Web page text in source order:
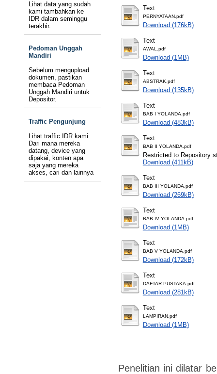
Lihat data yang sudah
kami tambahkan ke
IDR dalam seminggu
terakhir.
Pedoman Unggah
Mandiri
Sebelum mengupload
dokumen, pastikan
membaca Pedoman
Unggah Mandiri untuk
Depositor.
Traffic Pengunjung
Lihat traffic IDR kami.
Dari mana mereka
datang, device yang
dipakai, konten apa
saja yang mereka
akses, cari dan lainnya
Text
PERNYATAAN.pdf
Download (176kB)
Text
AWAL.pdf
Download (1MB)
Text
ABSTRAK.pdf
Download (135kB)
Text
BAB I YOLANDA.pdf
Download (483kB)
Text
BAB II YOLANDA.pdf
Restricted to Repository
Download (411kB)
Text
BAB III YOLANDA.pdf
Download (269kB)
Text
BAB IV YOLANDA.pdf
Download (1MB)
Text
BAB V YOLANDA.pdf
Download (172kB)
Text
DAFTAR PUSTAKA.pdf
Download (281kB)
Text
LAMPIRAN.pdf
Download (1MB)
Penelitian ini dilatar